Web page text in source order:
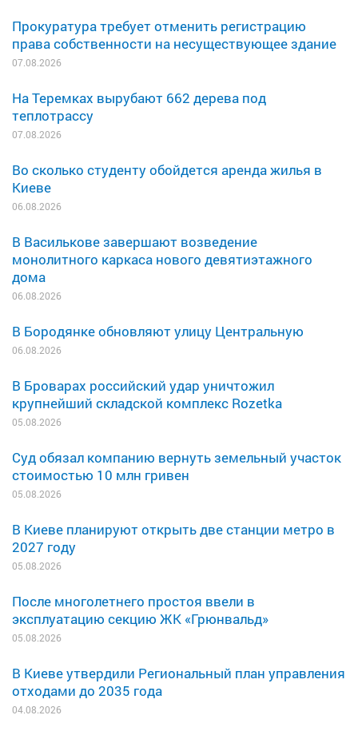
Прокуратура требует отменить регистрацию
права собственности на несуществующее здание
07.08.2026
На Теремках вырубают 662 дерева под
теплотрассу
07.08.2026
Во сколько студенту обойдется аренда жилья в
Киеве
06.08.2026
В Василькове завершают возведение
монолитного каркаса нового девятиэтажного
дома
06.08.2026
В Бородянке обновляют улицу Центральную
06.08.2026
В Броварах российский удар уничтожил
крупнейший складской комплекс Rozetka
05.08.2026
Суд обязал компанию вернуть земельный участок
стоимостью 10 млн гривен
05.08.2026
В Киеве планируют открыть две станции метро в
2027 году
05.08.2026
После многолетнего простоя ввели в
эксплуатацию секцию ЖК «Грюнвальд»
05.08.2026
В Киеве утвердили Региональный план управления
отходами до 2035 года
04.08.2026